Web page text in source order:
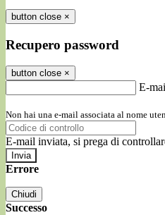
button close ×
Recupero password
button close ×
E-
Non hai una e-mail associata al nome
E-mail inviata, si prega di
Errore
Chiudi
Successo